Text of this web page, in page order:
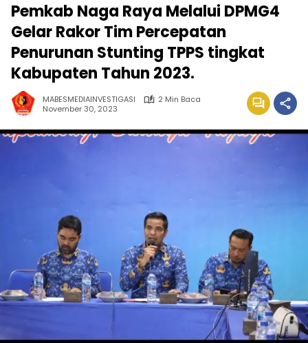
Pemkab Naga Raya Melalui DPMG4
Gelar Rakor Tim Percepatan
Penurunan Stunting TPPS tingkat
Kabupaten Tahun 2023.
MABESMEDIAINVESTIGASI
2 Min Baca
November 30, 2023